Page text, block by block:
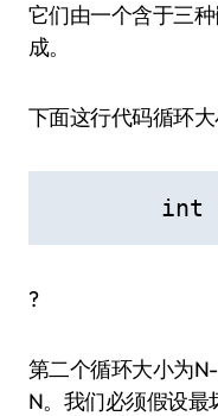
它们由一个含于三
成。
下面这行代码循环
int
?
第二个循环大小为
N。我们必须假设